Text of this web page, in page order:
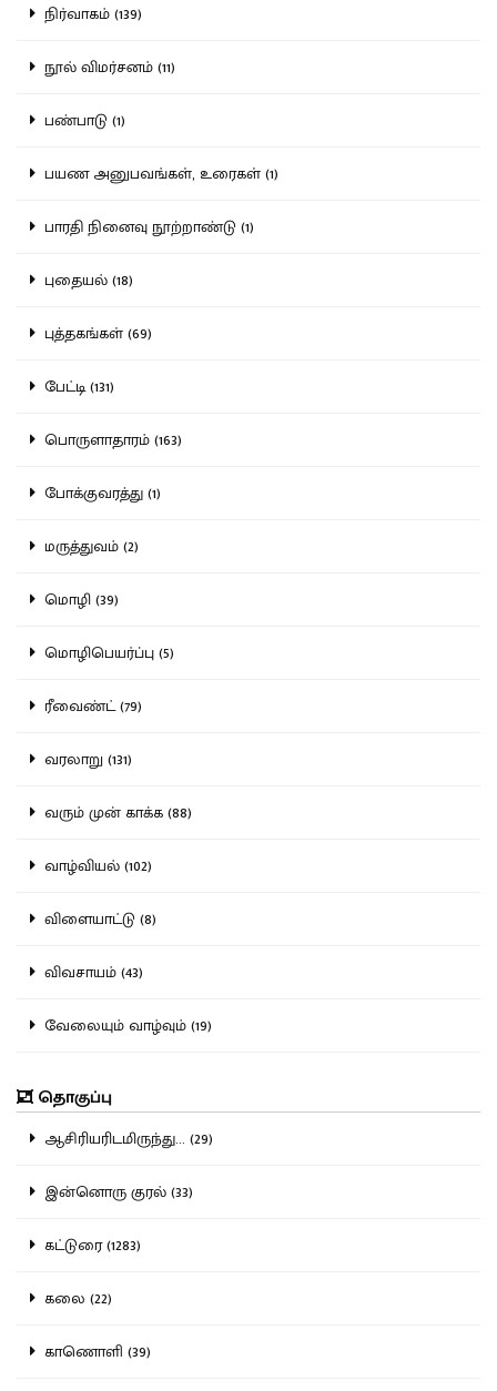
நிர்வாகம் (139)
நூல் விமர்சனம் (11)
பண்பாடு (1)
பயண அனுபவங்கள், உரைகள் (1)
பாரதி நினைவு நூற்றாண்டு (1)
புதையல் (18)
புத்தகங்கள் (69)
பேட்டி (131)
பொருளாதாரம் (163)
போக்குவரத்து (1)
மருத்துவம் (2)
மொழி (39)
மொழிபெயர்ப்பு (5)
ரீவைண்ட் (79)
வரலாறு (131)
வரும் முன் காக்க (88)
வாழ்வியல் (102)
விளையாட்டு (8)
விவசாயம் (43)
வேலையும் வாழ்வும் (19)
தொகுப்பு
ஆசிரியரிடமிருந்து... (29)
இன்னொரு குரல் (33)
கட்டுரை (1283)
கலை (22)
காணொளி (39)